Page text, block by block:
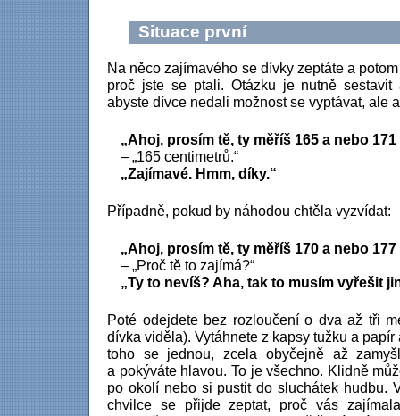
Situace první
Na něco zajímavého se dívky zeptáte a
proč jste se ptali. Otázku je nutně sestavit
abyste dívce nedali možnost se vyptávat, ale
„Ahoj, prosím tě, ty měříš 165 a nebo
– „165 centimetrů.“
„Zajímavé. Hmm, díky.“
Případně, pokud by náhodou chtěla vyzvídat:
„Ahoj, prosím tě, ty měříš 170 a nebo
– „Proč tě to zajímá?“
„Ty to nevíš? Aha, tak to musím vyřešit
Poté odejdete bez rozloučení o dva až tři
dívka viděla). Vytáhnete z kapsy tužku a
toho se jednou, zcela obyčejně až
a pokýváte hlavou. To je všechno. Klidně
po okolí nebo si pustit do sluchátek hudbu.
chvilce se přijde zeptat, proč vás